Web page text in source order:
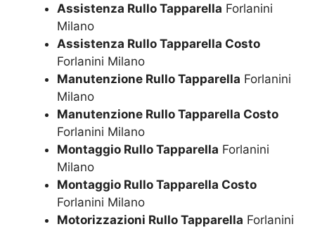
Assistenza Rullo Tapparella Forlanini
Milano
Assistenza Rullo Tapparella Costo
Forlanini Milano
Manutenzione Rullo Tapparella Forlanini
Milano
Manutenzione Rullo Tapparella Costo
Forlanini Milano
Montaggio Rullo Tapparella Forlanini
Milano
Montaggio Rullo Tapparella Costo
Forlanini Milano
Motorizzazioni Rullo Tapparella Forlanini